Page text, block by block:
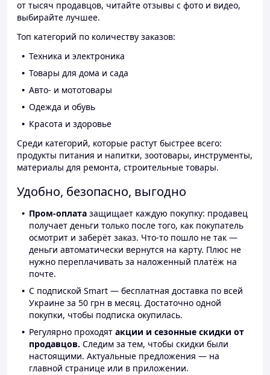
от тысяч продавцов, читайте отзывы с фото и видео,
выбирайте лучшее.
Топ категорий по количеству заказов:
Техника и электроника
Товары для дома и сада
Авто- и мототовары
Одежда и обувь
Красота и здоровье
Среди категорий, которые растут быстрее всего:
продукты питания и напитки, зоотовары, инструменты,
материалы для ремонта, строительные товары.
Удобно, безопасно, выгодно
Пром-оплата защищает каждую покупку: продавец
получает деньги только после того, как покупатель
осмотрит и заберёт заказ. Что-то пошло не так —
деньги автоматически вернутся на карту. Плюс не
нужно переплачивать за наложенный платёж на
почте.
С подпиской Smart — бесплатная доставка по всей
Украине за 50 грн в месяц. Достаточно одной
покупки, чтобы подписка окупилась.
Регулярно проходят акции и сезонные скидки от
продавцов. Следим за тем, чтобы скидки были
настоящими. Актуальные предложения — на
главной странице или в приложении.